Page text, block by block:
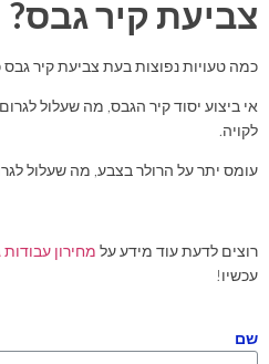
צביעת קיר גבס?
כמה טעויות נפוצות בעת צביעת קיר גבס
אי ביצוע יסוד קיר הגבס, מה שעלול
לקויה.
עומס יתר על הרולר בצבע, מה שעלול
רוצים לדעת עוד מידע על מחירון
עכשיו!
שם